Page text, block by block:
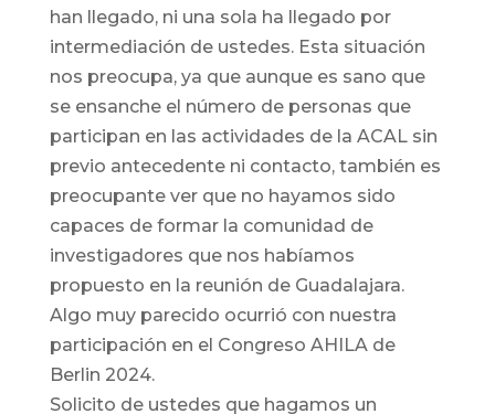
han llegado, ni una sola ha llegado por
intermediación de ustedes. Esta situación
nos preocupa, ya que aunque es sano que
se ensanche el número de personas que
participan en las actividades de la ACAL sin
previo antecedente ni contacto, también es
preocupante ver que no hayamos sido
capaces de formar la comunidad de
investigadores que nos habíamos
propuesto en la reunión de Guadalajara.
Algo muy parecido ocurrió con nuestra
participación en el Congreso AHILA de
Berlin 2024.
Solicito de ustedes que hagamos un